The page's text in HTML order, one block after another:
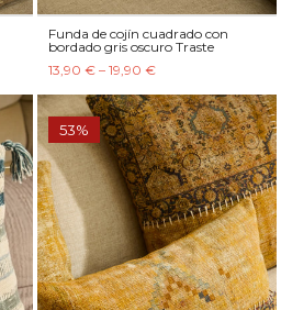
Funda de cojín cuadrado con
bordado gris oscuro Traste
13,90 € – 19,90 €
53%